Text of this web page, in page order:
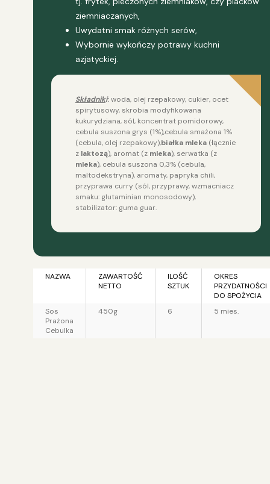
ziemniaczanych,
Uwydatni smak różnych serów,
Wybornie wykończy potrawy kuchni
azjatyckiej.
Składniki:woda, olej rzepakowy, cukier, ocet
spirytusowy, skrobia modyfikowana
kukurydziana, sól, koncentrat pomidorowy,
cebula suszona grys (1%),cebula smażona 1%
(cebula, olej rzepakowy),białka mleka (łącznie
z laktozą), aromat (z mleka), serwatka (z
mleka), cebula suszona 0,3% (cebula,
maltodekstryna), aromaty, papryka chili,
przyprawa curry (sól, przyprawy, wzmacniacz
smaku: glutaminian monosodowy),
stabilizator: guma guar.
NAZWA
ZAWARTOŚĆ
NETTO
ILOŚĆ
SZTUK
OKRES
PRZYDATNOŚCI
DO SPOŻYCIA
Sos
Prażona
Cebulka
450g 6 5 mies.